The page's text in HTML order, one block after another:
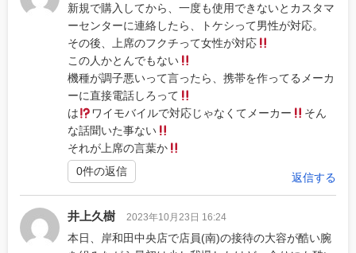
新規で購入してから、一度も使用できないとカスタマ
ーセンターに連絡したら、トケシって男性が対応。
その後、上席のフクチって女性が対応
この人かとんでもない
機種が調子悪いって言ったら、携帯を作ってるメーカ
ーに直接電話しろって
は
ワイモバイルで対応じゃなくてメーカー
そん
な話聞いた事ない
それが上席の言葉か
返信する
0件の返信
井上久樹 2023年10月23日 16:24
本日、岸和田中央店で店員(南)の接待の大容が酷い腕